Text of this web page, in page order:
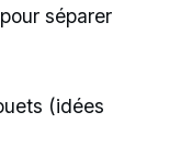
séparer
(idées